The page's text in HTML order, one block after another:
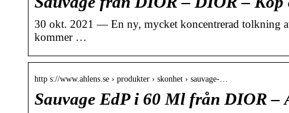
30 okt. 2021 — En ny, mycket koncentrerad tolkning
kommer …
http s://www.ahlens.se › produkter › skonhet › sauvage-…
Sauvage EdP i 60 Ml från DIOR –